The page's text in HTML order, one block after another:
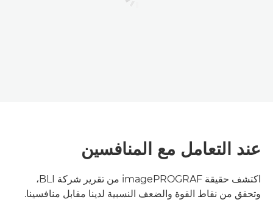
عند التعامل مع المنافسين
اكتشف حقيقة imagePROGRAF من تقرير شركة BLI،
وتحقق من نقاط القوة والضعف النسبية لدينا مقابل منافسينا.